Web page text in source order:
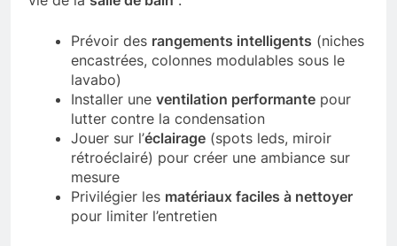
Prévoir des rangements intelligents (niches
encastrées, colonnes modulables sous le
lavabo)
Installer une ventilation performante pour
lutter contre la condensation
Jouer sur l’éclairage (spots leds, miroir
rétroéclairé) pour créer une ambiance sur
mesure
Privilégier les matériaux faciles à nettoyer
pour limiter l’entretien